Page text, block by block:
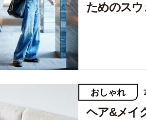
ためのス
おしゃれ
ヘア&メイ